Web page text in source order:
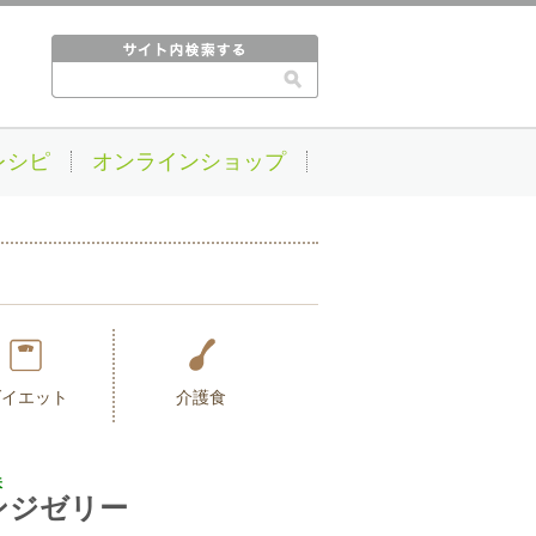
シピ オンラインショップ
エット 介護食
ゼリー